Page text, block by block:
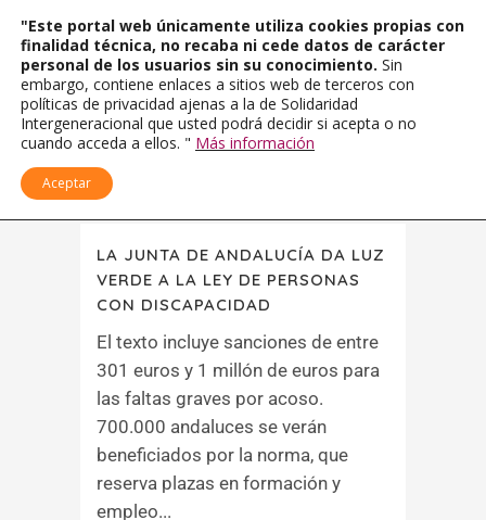
LA JUNTA DE ANDALUCÍA DA LUZ
VERDE A LA LEY DE PERSONAS
CON DISCAPACIDAD
El texto incluye sanciones de entre
301 euros y 1 millón de euros para
las faltas graves por acoso.
700.000 andaluces se verán
beneficiados por la norma, que
reserva plazas en formación y
empleo...
"Este portal web únicamente utiliza cookies propias con
finalidad técnica, no recaba ni cede datos de carácter
personal de los usuarios sin su conocimiento. Sin
embargo, contiene enlaces a sitios web de terceros con
políticas de privacidad ajenas a la de Solidaridad
Intergeneracional que usted podrá decidir si acepta o no
cuando acceda a ellos. " Más información
Aceptar